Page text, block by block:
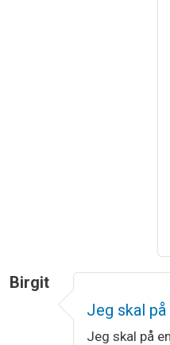
Birgit
Jeg skal
Jeg skal på